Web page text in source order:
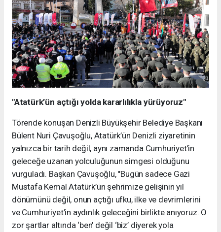
"Atatürk’ün açtığı yolda kararlılıkla yürüyoruz"
Törende konuşan Denizli Büyükşehir Belediye Başkanı
Bülent Nuri Çavuşoğlu, Atatürk’ün Denizli ziyaretinin
yalnızca bir tarih değil, aynı zamanda Cumhuriyet’in
geleceğe uzanan yolculuğunun simgesi olduğunu
vurguladı. Başkan Çavuşoğlu, "Bugün sadece Gazi
Mustafa Kemal Atatürk’ün şehrimize gelişinin yıl
dönümünü değil, onun açtığı ufku, ilke ve devrimlerini
ve Cumhuriyet’in aydınlık geleceğini birlikte anıyoruz. O
zor şartlar altında ‘ben’ değil ‘biz’ diyerek yola